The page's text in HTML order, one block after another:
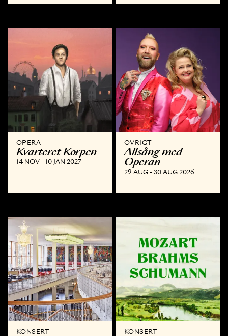
OPERA
Kvarteret Korpen
14 NOV - 10 JAN 2027
ÖVRIGT
Allsång med
Operan
29 AUG - 30 AUG 2026
KONSERT KONSERT